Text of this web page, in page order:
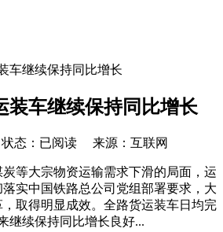
车继续保持同比增长
装车继续保持同比增长
态：已阅读 来源：互联网
等大宗物资运输需求下滑的局面，运
实中国铁路总公司党组部署要求，大
取得明显成效。全路货运装车日均完
继续保持同比增长良好...